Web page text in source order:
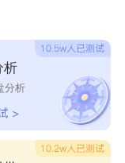
析
分析